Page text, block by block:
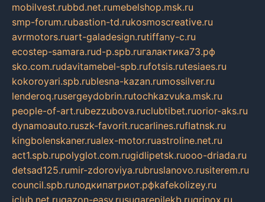
mobilvest.rubbd.net.rumebelshop.msk.ru
smp-forum.rubastion-td.rukosmoscreative.ru
avrmotors.ruart-galadesign.rutiffany-c.ru
ecostep-samara.rud-p.spb.ruгалактика73.рф
sko.com.rudavitamebel-spb.rufotsis.rutesiaes.ru
kokoroyari.spb.rublesna-kazan.rumossilver.ru
lenderoq.rusergeydobrin.rutochkazvuka.msk.ru
people-of-art.rubezzubova.ruclubtibet.ruorior-aks.ru
dynamoauto.ruszk-favorit.rucarlines.ruflatnsk.ru
kingbolenskaner.rualex-motor.ruastroline.net.ru
act1.spb.rupolyglot.com.rugidlipetsk.ruooo-driada.ru
detsad125.rumir-zdoroviya.rubruslanovo.rusiterem.ru
council.spb.ruлодкипатриот.рфkafekolizey.ru
iclub.net.rugazon-easy.rusugarepilekb.rugrinox.ru